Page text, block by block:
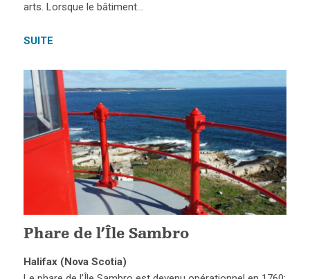
arts. Lorsque le bâtiment…
SUITE
Phare de l’Île Sambro
Halifax (Nova Scotia)